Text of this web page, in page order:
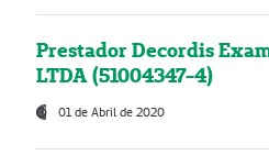
Prestador Decordis
LTDA (51004347-4)
01 de Abril de 2020